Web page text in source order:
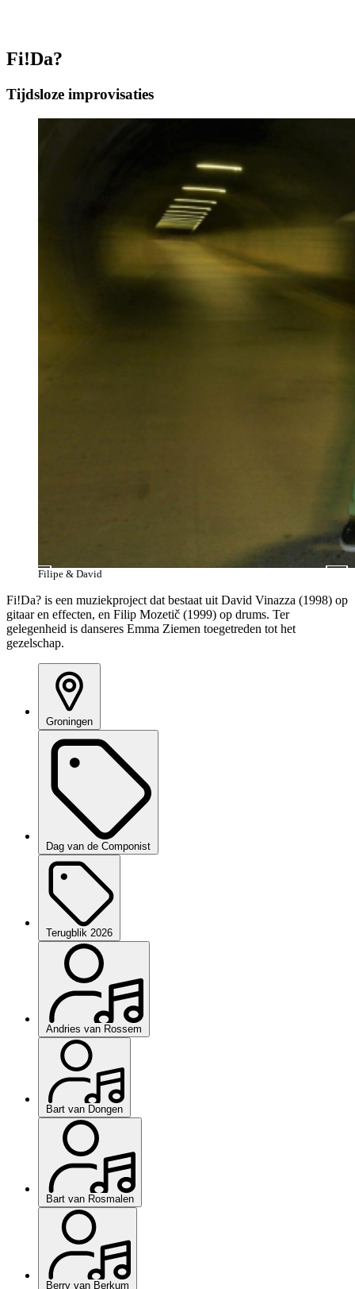
Fi!Da?
Tijdsloze improvisaties
Filipe & David
Fi!Da? is een muziekproject dat bestaat uit David Vinazza (1998) op
gitaar en effecten, en Filip Mozetič (1999) op drums. Ter
gelegenheid is danseres Emma Ziemen toegetreden tot het
gezelschap.
Groningen
Dag van de Componist
Terugblik 2026
Andries van Rossem
Bart van Dongen
Bart van Rosmalen
Berry van Berkum